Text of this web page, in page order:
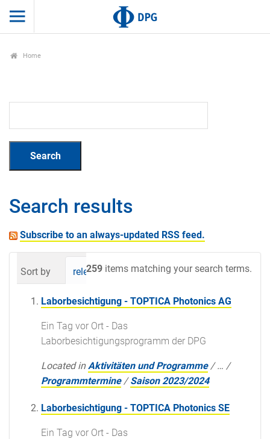
Home
Search results
Subscribe to an always-updated RSS feed.
259 items matching your search terms.
Sort by relevance date (newest first)
Laborbesichtigung - TOPTICA Photonics AG
Ein Tag vor Ort - Das
Laborbesichtigungsprogramm der DPG
Located in Aktivitäten und Programme /… /
Programmtermine /Saison 2023/2024
Laborbesichtigung - TOPTICA Photonics SE
Ein Tag vor Ort - Das